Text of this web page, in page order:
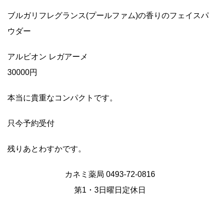
ブルガリフレグランス(プールファム)の香りのフェイスパ
ウダー
アルビオン レガアーメ
30000円
本当に貴重なコンパクトです。
只今予約受付
残りあとわすかです。
カネミ薬局 0493-72-0816
第1・3日曜日定休日